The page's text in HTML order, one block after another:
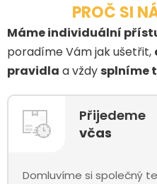
PROČ SI
Máme individuální
poradíme Vám jak ušetřit,
pravidla a vždy splníme
Přijedeme
včas
Domluvíme si společný